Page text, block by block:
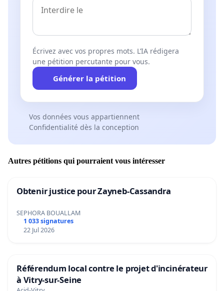
Écrivez avec vos propres mots. L’IA rédigera
une pétition percutante pour vous.
Générer la pétition
Vos données vous appartiennent
Confidentialité dès la conception
Autres pétitions qui pourraient vous intéresser
Obtenir justice pour Zayneb-Cassandra
SEPHORA BOUALLAM
1 033 signatures
22 Jul 2026
Référendum local contre le projet d'incinérateur
à Vitry-sur-Seine